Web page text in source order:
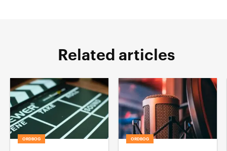
Related articles
ORDBOG ORDBOG